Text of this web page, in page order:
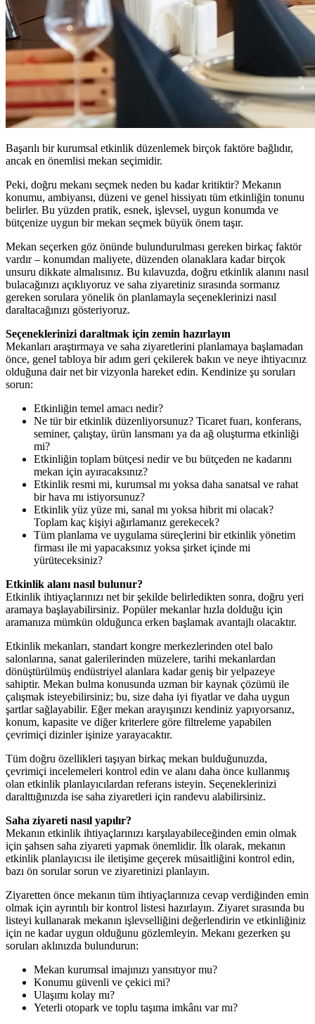
Başarılı bir kurumsal etkinlik düzenlemek birçok faktöre bağlıdır,
ancak en önemlisi mekan seçimidir.
Peki, doğru mekanı seçmek neden bu kadar kritiktir? Mekanın
konumu, ambiyansı, düzeni ve genel hissiyatı tüm etkinliğin tonunu
belirler. Bu yüzden pratik, esnek, işlevsel, uygun konumda ve
bütçenize uygun bir mekan seçmek büyük önem taşır.
Mekan seçerken göz önünde bulundurulması gereken birkaç faktör
vardır – konumdan maliyete, düzenden olanaklara kadar birçok
unsuru dikkate almalısınız. Bu kılavuzda, doğru etkinlik alanını nasıl
bulacağınızı açıklıyoruz ve saha ziyaretiniz sırasında sormanız
gereken sorulara yönelik ön planlamayla seçeneklerinizi nasıl
daraltacağınızı gösteriyoruz.
Seçeneklerinizi daraltmak için zemin hazırlayın
Mekanları araştırmaya ve saha ziyaretlerini planlamaya başlamadan
önce, genel tabloya bir adım geri çekilerek bakın ve neye ihtiyacınız
olduğuna dair net bir vizyonla hareket edin. Kendinize şu soruları
sorun:
Etkinliğin temel amacı nedir?
Ne tür bir etkinlik düzenliyorsunuz? Ticaret fuarı, konferans,
seminer, çalıştay, ürün lansmanı ya da ağ oluşturma etkinliği
mi?
Etkinliğin toplam bütçesi nedir ve bu bütçeden ne kadarını
mekan için ayıracaksınız?
Etkinlik resmi mi, kurumsal mı yoksa daha sanatsal ve rahat
bir hava mı istiyorsunuz?
Etkinlik yüz yüze mi, sanal mı yoksa hibrit mi olacak?
Toplam kaç kişiyi ağırlamanız gerekecek?
Tüm planlama ve uygulama süreçlerini bir etkinlik yönetim
firması ile mi yapacaksınız yoksa şirket içinde mi
yürüteceksiniz?
Etkinlik alanı nasıl bulunur?
Etkinlik ihtiyaçlarınızı net bir şekilde belirledikten sonra, doğru yeri
aramaya başlayabilirsiniz. Popüler mekanlar hızla dolduğu için
aramanıza mümkün olduğunca erken başlamak avantajlı olacaktır.
Etkinlik mekanları, standart kongre merkezlerinden otel balo
salonlarına, sanat galerilerinden müzelere, tarihi mekanlardan
dönüştürülmüş endüstriyel alanlara kadar geniş bir yelpazeye
sahiptir. Mekan bulma konusunda uzman bir kaynak çözümü ile
çalışmak isteyebilirsiniz; bu, size daha iyi fiyatlar ve daha uygun
şartlar sağlayabilir. Eğer mekan arayışınızı kendiniz yapıyorsanız,
konum, kapasite ve diğer kriterlere göre filtreleme yapabilen
çevrimiçi dizinler işinize yarayacaktır.
Tüm doğru özellikleri taşıyan birkaç mekan bulduğunuzda,
çevrimiçi incelemeleri kontrol edin ve alanı daha önce kullanmış
olan etkinlik planlayıcılardan referans isteyin. Seçeneklerinizi
daralttığınızda ise saha ziyaretleri için randevu alabilirsiniz.
Saha ziyareti nasıl yapılır?
Mekanın etkinlik ihtiyaçlarınızı karşılayabileceğinden emin olmak
için şahsen saha ziyareti yapmak önemlidir. İlk olarak, mekanın
etkinlik planlayıcısı ile iletişime geçerek müsaitliğini kontrol edin,
bazı ön sorular sorun ve ziyaretinizi planlayın.
Ziyaretten önce mekanın tüm ihtiyaçlarınıza cevap verdiğinden emin
olmak için ayrıntılı bir kontrol listesi hazırlayın. Ziyaret sırasında bu
listeyi kullanarak mekanın işlevselliğini değerlendirin ve etkinliğiniz
için ne kadar uygun olduğunu gözlemleyin. Mekanı gezerken şu
soruları aklınızda bulundurun:
Mekan kurumsal imajınızı yansıtıyor mu?
Konumu güvenli ve çekici mi?
Ulaşımı kolay mı?
Yeterli otopark ve toplu taşıma imkânı var mı?